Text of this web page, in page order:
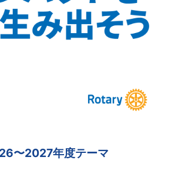
〜2027年度テーマ